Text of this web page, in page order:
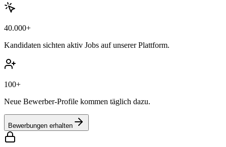
40.000+
Kandidaten sichten aktiv Jobs auf unserer Plattform.
100+
Neue Bewerber-Profile kommen täglich dazu.
Bewerbungen erhalten